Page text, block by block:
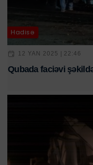
Hadisə
12 YAN 2025 | 22:46
Qubada faciəvi